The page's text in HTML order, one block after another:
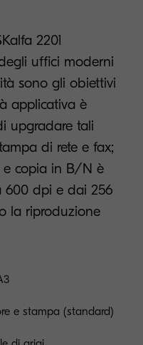
2201
uffici moderni
sono gli obiettivi
applicativa è
upgradare tali
di rete e fax;
e copia in B/N è
600 dpi e dai 256
la riproduzione
e stampa (standard)